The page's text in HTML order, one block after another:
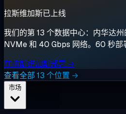
拉斯维加斯已上线
我们的第 13 个数据中心：内华达
NVMe 和 40 Gbps 网络。60 秒部
在拉斯维加斯部署 →
查看全部 13 个位置 →